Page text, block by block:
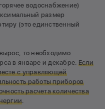
водоснабжение)
размер
(это единственный
то необходимо
в январе и декабре. Если
с управляющей
работы приборов
расчета количества
.